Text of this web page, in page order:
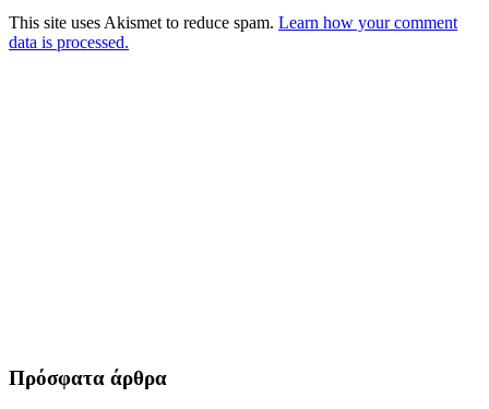
This site uses Akismet to reduce spam. Learn how your comment
data is processed.
Πρόσφατα άρθρα